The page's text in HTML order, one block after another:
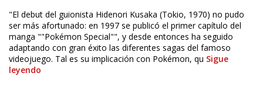
"El debut del guionista Hidenori Kusaka (Tokio, 1970) no pudo
ser más afortunado: en 1997 se publicó el primer capítulo del
manga ""Pokémon Special"", y desde entonces ha seguido
adaptando con gran éxito las diferentes sagas del famoso
videojuego. Tal es su implicación con Pokémon, qu Sigue
leyendo
ÚLTIMO NÚMERO PUBLICADO